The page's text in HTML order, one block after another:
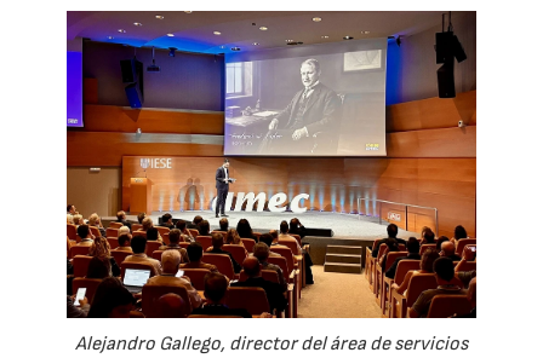
Alejandro Gallego, director del área de servicios